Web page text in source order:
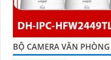
BỘ CAMERA VĂN